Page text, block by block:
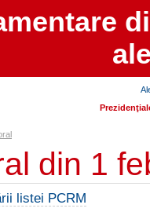
din 1
listei PCRM